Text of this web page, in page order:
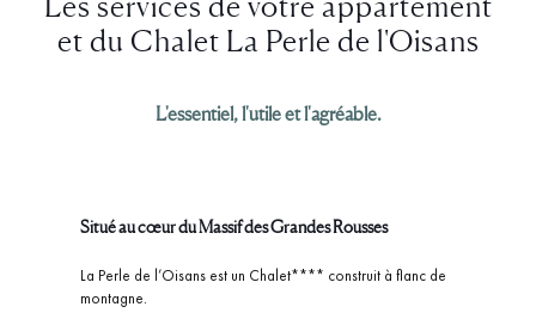
et du Chalet La Perle de l'Oisans
L'essentiel, l'utile et l'agréable.
Situé au cœur du Massif des Grandes Rousses
La Perle de l’Oisans est un Chalet**** construit à flanc de
montagne.